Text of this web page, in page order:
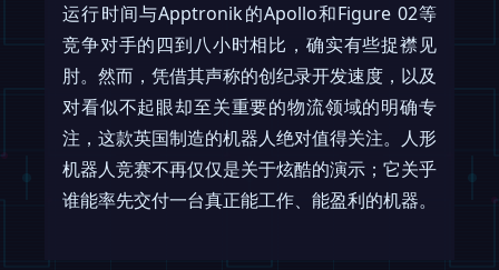
运行时间与Apptronik的Apollo和Figure 02等
竞争对手的四到八小时相比，确实有些捉襟见
肘。然而，凭借其声称的创纪录开发速度，以及
对看似不起眼却至关重要的物流领域的明确专
注，这款英国制造的机器人绝对值得关注。人形
机器人竞赛不再仅仅是关于炫酷的演示；它关乎
谁能率先交付一台真正能工作、能盈利的机器。